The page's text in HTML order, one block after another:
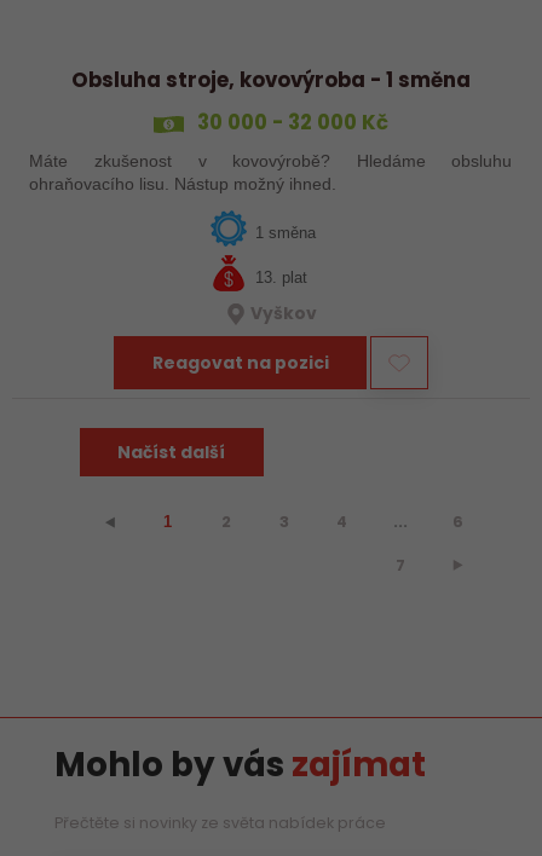
Obsluha stroje, kovovýroba - 1 směna
30 000 - 32 000 Kč
Máte zkušenost v kovovýrobě? Hledáme obsluhu
ohraňovacího lisu. Nástup možný ihned.
1 směna
13. plat
Vyškov
Reagovat na pozici
Načíst další
⯇ 1 2 3 4 ... 6
7 ⯈
Mohlo by vás zajímat
Přečtěte si novinky ze světa nabídek práce